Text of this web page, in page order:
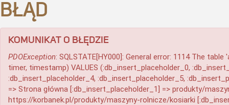
BŁĄD
KOMUNIKAT O BŁĘDZIE
PDOException: SQLSTATE[HY000]: General error: 1114 The
timer, timestamp) VALUES (:db_insert_placeholder_0,
:db_insert_placeholder_4, :db_insert_placeholder_5,
=> Strona główna [:db_insert_placeholder_1] => produkty/
https://korbanek.pl/produkty/maszyny-rolnicze/kosiarki